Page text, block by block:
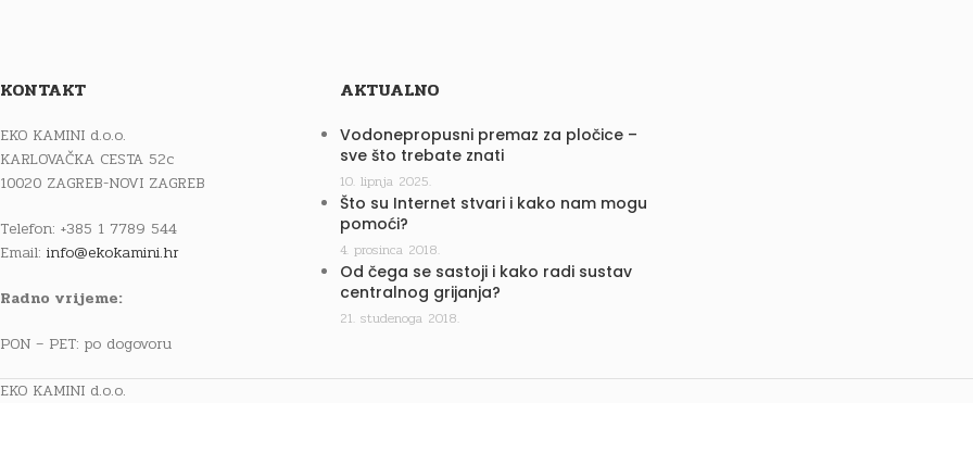
KONTAKT
EKO KAMINI d.o.o.
KARLOVAČKA CESTA 52c
10020 ZAGREB-NOVI ZAGREB
Telefon: +385 1 7789 544
Email: info@ekokamini.hr
Radno vrijeme:
PON – PET: po dogovoru
AKTUALNO
Vodonepropusni premaz za pločice –
sve što trebate znati
10. lipnja 2025.
Što su Internet stvari i kako nam mogu
pomoći?
4. prosinca 2018.
Od čega se sastoji i kako radi sustav
centralnog grijanja?
21. studenoga 2018.
EKO KAMINI d.o.o.